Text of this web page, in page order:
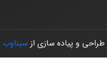
طراحی و پیاده سازی از سیناوب